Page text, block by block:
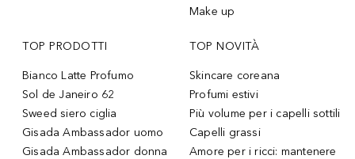
Make up
TOP PRODOTTI
Bianco Latte Profumo
Sol de Janeiro 62
Sweed siero ciglia
Gisada Ambassador uomo
Gisada Ambassador donna
TOP NOVITÀ
Skincare coreana
Profumi estivi
Più volume per i capelli sottili
Capelli grassi
Amore per i ricci: mantenere